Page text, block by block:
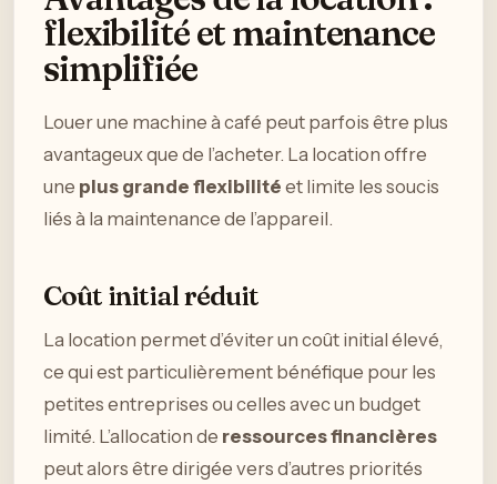
flexibilité et maintenance
simplifiée
Louer une machine à café peut parfois être plus
avantageux que de l’acheter. La location offre
une plus grande flexibilité et limite les soucis
liés à la maintenance de l’appareil.
Coût initial réduit
La location permet d’éviter un coût initial élevé,
ce qui est particulièrement bénéfique pour les
petites entreprises ou celles avec un budget
limité. L’allocation de ressources financières
peut alors être dirigée vers d’autres priorités